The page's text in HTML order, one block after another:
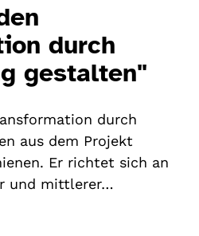
durch
gestalten"
durch
aus dem Projekt
Er richtet sich an
und mittlerer…